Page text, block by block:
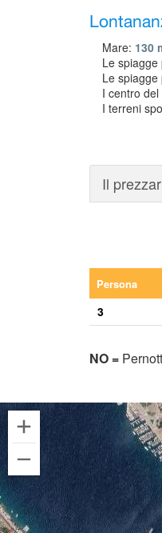
Mare: 130
Le spiagge
Le spiagge
I centro del
I terreni
Il
Persona
3
NO =